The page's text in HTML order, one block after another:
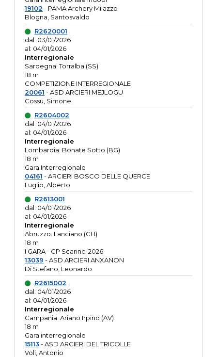
19102 - PAMA Archery Milazzo
Blogna, Santosvaldo
R2620001
dal: 03/01/2026
al: 04/01/2026
Interregionale
Sardegna: Torralba (SS)
18 m
COMPETIZIONE INTERREGIONALE
20061 - ASD ARCIERI MEJLOGU
Cossu, Simone
R2604002
dal: 04/01/2026
al: 04/01/2026
Interregionale
Lombardia: Bonate Sotto (BG)
18 m
Gara Interregionale
04161 - ARCIERI BOSCO DELLE QUERCE
Luglio, Alberto
R2613001
dal: 04/01/2026
al: 04/01/2026
Interregionale
Abruzzo: Lanciano (CH)
18 m
I GARA - GP Scarinci 2026
13039 - ASD ARCIERI ANXANON
Di Stefano, Leonardo
R2615002
dal: 04/01/2026
al: 04/01/2026
Interregionale
Campania: Ariano Irpino (AV)
18 m
Gara interregionale
15113- ASD ARCIERI DEL TRICOLLE
Voli, Antonio